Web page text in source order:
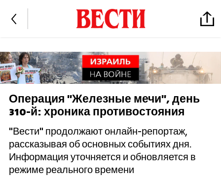
Операция "Железные мечи", день
310-й: хроника противостояния
"Вести" продолжают онлайн-репортаж,
рассказывая об основных событиях дня.
Информация уточняется и обновляется в
режиме реального времени